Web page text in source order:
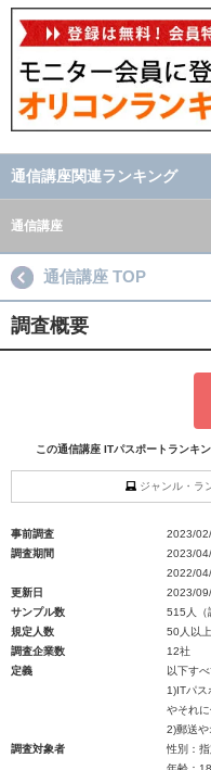
通信講座関連ランキング
通信講座
通信講座 TOP
調査概要
この通信講座 ITパスポートランキ
ジャンル・ラ
事前調査
2023/
調査期間
2023/
2022/
更新日
2023/
サンプル数
515人（
規定人数
50人以上
調査企業数
12社
定義
以下す
1)ITパス
やそれ
2)郵送
調査対象者
性別：